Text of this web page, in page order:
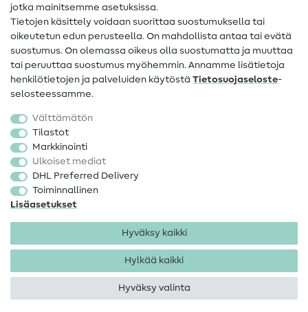
Tietoa omistajanvaihdoksesta
FAQ
Peruutusoikeus
Suosittu
Kankaat
Ompelutarvikkeet
Ale
jotka mainitsemme asetuksissa.
Tietojen käsittely voidaan suorittaa suostumuksella tai
oikeutetun edun perusteella. On mahdollista antaa tai evätä
suostumus. On olemassa oikeus olla suostumatta ja muuttaa
tai peruuttaa suostumus myöhemmin. Annamme lisätietoja
henkilötietojen ja palveluiden käytöstä Tietosuojaseloste-
selosteessamme.
Välttämätön
Tilastot
Markkinointi
Ulkoiset mediat
DHL Preferred Delivery
Toiminnallinen
Lisäasetukset
Hyväksy kaikki
Hylkää kaikki
Hyväksy valinta
Tietosuoja
Käyttöehdot
Peruutusoikeus
Tekijänoikeus 2026 SewIY GmbH